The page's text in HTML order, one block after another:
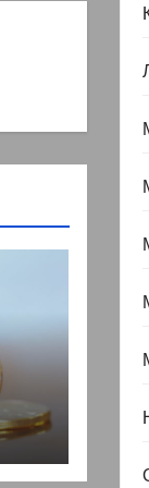
но